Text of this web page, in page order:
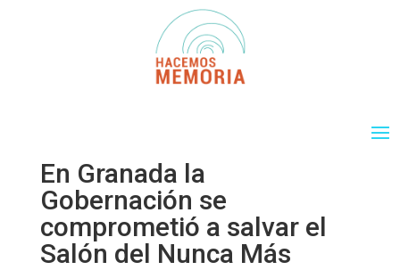
En Granada la
Gobernación se
comprometió a salvar el
Salón del Nunca Más